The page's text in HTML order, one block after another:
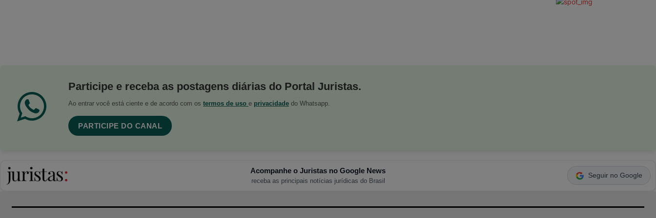
Participe e receba as postagens diárias do Portal Juristas.
Ao entrar você está ciente e de acordo com os termos de uso e privacidade do Whatsapp.
PARTICIPE DO CANAL
Acompanhe o Juristas no Google News
receba as principais notícias jurídicas do Brasil
Seguir no Google